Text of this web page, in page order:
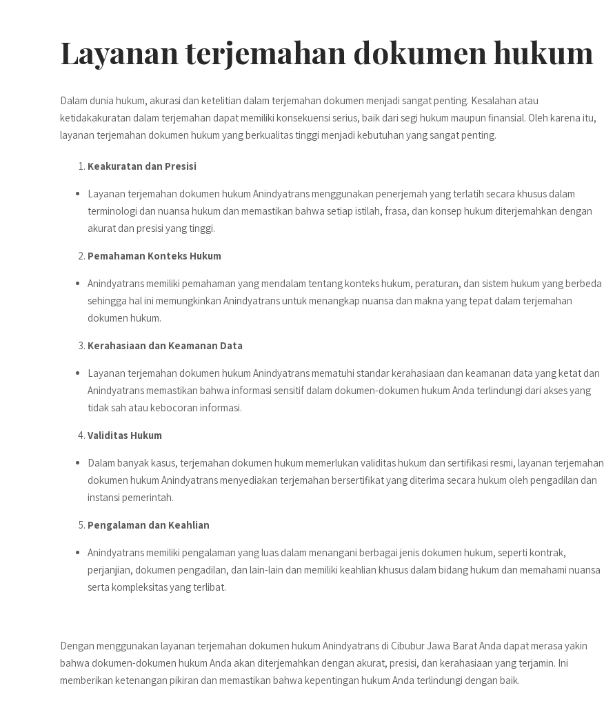
Layanan terjemahan dokumen hukum
Dalam dunia hukum, akurasi dan ketelitian dalam terjemahan dokumen menjadi sangat penting. Kesalahan atau
ketidakakuratan dalam terjemahan dapat memiliki konsekuensi serius, baik dari segi hukum maupun finansial. Oleh karena itu,
layanan terjemahan dokumen hukum yang berkualitas tinggi menjadi kebutuhan yang sangat penting.
Keakuratan dan Presisi
Layanan terjemahan dokumen hukum Anindyatrans menggunakan penerjemah yang terlatih secara khusus dalam
terminologi dan nuansa hukum dan memastikan bahwa setiap istilah, frasa, dan konsep hukum diterjemahkan dengan
akurat dan presisi yang tinggi.
Pemahaman Konteks Hukum
Anindyatrans memiliki pemahaman yang mendalam tentang konteks hukum, peraturan, dan sistem hukum yang berbeda
sehingga hal ini memungkinkan Anindyatrans untuk menangkap nuansa dan makna yang tepat dalam terjemahan
dokumen hukum.
Kerahasiaan dan Keamanan Data
Layanan terjemahan dokumen hukum Anindyatrans mematuhi standar kerahasiaan dan keamanan data yang ketat dan
Anindyatrans memastikan bahwa informasi sensitif dalam dokumen-dokumen hukum Anda terlindungi dari akses yang
tidak sah atau kebocoran informasi.
Validitas Hukum
Dalam banyak kasus, terjemahan dokumen hukum memerlukan validitas hukum dan sertifikasi resmi, layanan terjemahan
dokumen hukum Anindyatrans menyediakan terjemahan bersertifikat yang diterima secara hukum oleh pengadilan dan
instansi pemerintah.
Pengalaman dan Keahlian
Anindyatrans memiliki pengalaman yang luas dalam menangani berbagai jenis dokumen hukum, seperti kontrak,
perjanjian, dokumen pengadilan, dan lain-lain dan memiliki keahlian khusus dalam bidang hukum dan memahami nuansa
serta kompleksitas yang terlibat.
Dengan menggunakan layanan terjemahan dokumen hukum Anindyatrans di Cibubur Jawa Barat Anda dapat merasa yakin
bahwa dokumen-dokumen hukum Anda akan diterjemahkan dengan akurat, presisi, dan kerahasiaan yang terjamin. Ini
memberikan ketenangan pikiran dan memastikan bahwa kepentingan hukum Anda terlindungi dengan baik.